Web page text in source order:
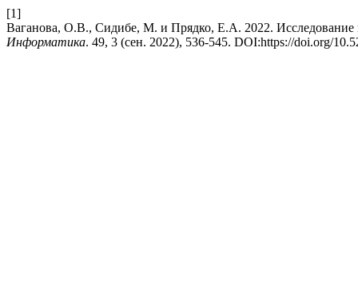
[1]
Ваганова, О.В., Сидибе, М. и Прядко, Е.А. 2022.
Информатика. 49, 3 (сен. 2022), 536-545. DOI:https://doi.org/